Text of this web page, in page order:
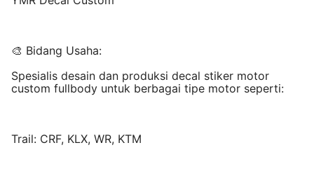
🎨 Bidang Usaha:
Spesialis desain dan produksi decal stiker motor
custom fullbody untuk berbagai tipe motor seperti:
Trail: CRF, KLX, WR, KTM